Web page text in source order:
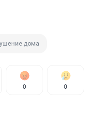
дома
0 0